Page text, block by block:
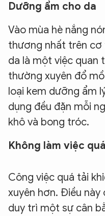
Dưỡng ẩm cho da
Vào mùa hè nắng
thương nhất trên cơ
da là một việc quan
thường xuyên đổ
loại kem dưỡng ẩm
dụng đều đặn mỗi
khô và bong tróc.
Không làm việc
Công việc quá tải
xuyên hơn. Điều
duy trì một sự cân